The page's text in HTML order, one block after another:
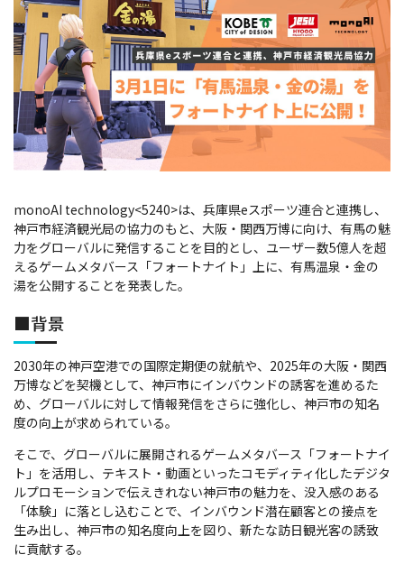
monoAI technology<5240>は、兵庫県eスポーツ連合と連携し、
神戸市経済観光局の協力のもと、大阪・関西万博に向け、有馬の魅
力をグローバルに発信することを目的とし、ユーザー数5億人を超
えるゲームメタバース「フォートナイト」上に、有馬温泉・金の
湯を公開することを発表した。
■背景
2030年の神戸空港での国際定期便の就航や、2025年の大阪・関西
万博などを契機として、神戸市にインバウンドの誘客を進めるた
め、グローバルに対して情報発信をさらに強化し、神戸市の知名
度の向上が求められている。
そこで、グローバルに展開されるゲームメタバース「フォートナイ
ト」を活用し、テキスト・動画といったコモディティ化したデジタ
ルプロモーションで伝えきれない神戸市の魅力を、没入感のある
「体験」に落とし込むことで、インバウンド潜在顧客との接点を
生み出し、神戸市の知名度向上を図り、新たな訪日観光客の誘致
に貢献する。